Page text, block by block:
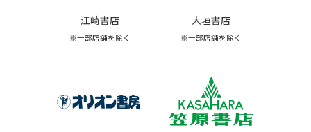
江崎書店
※一部店舗を除く
大垣書店
※一部店舗を除く